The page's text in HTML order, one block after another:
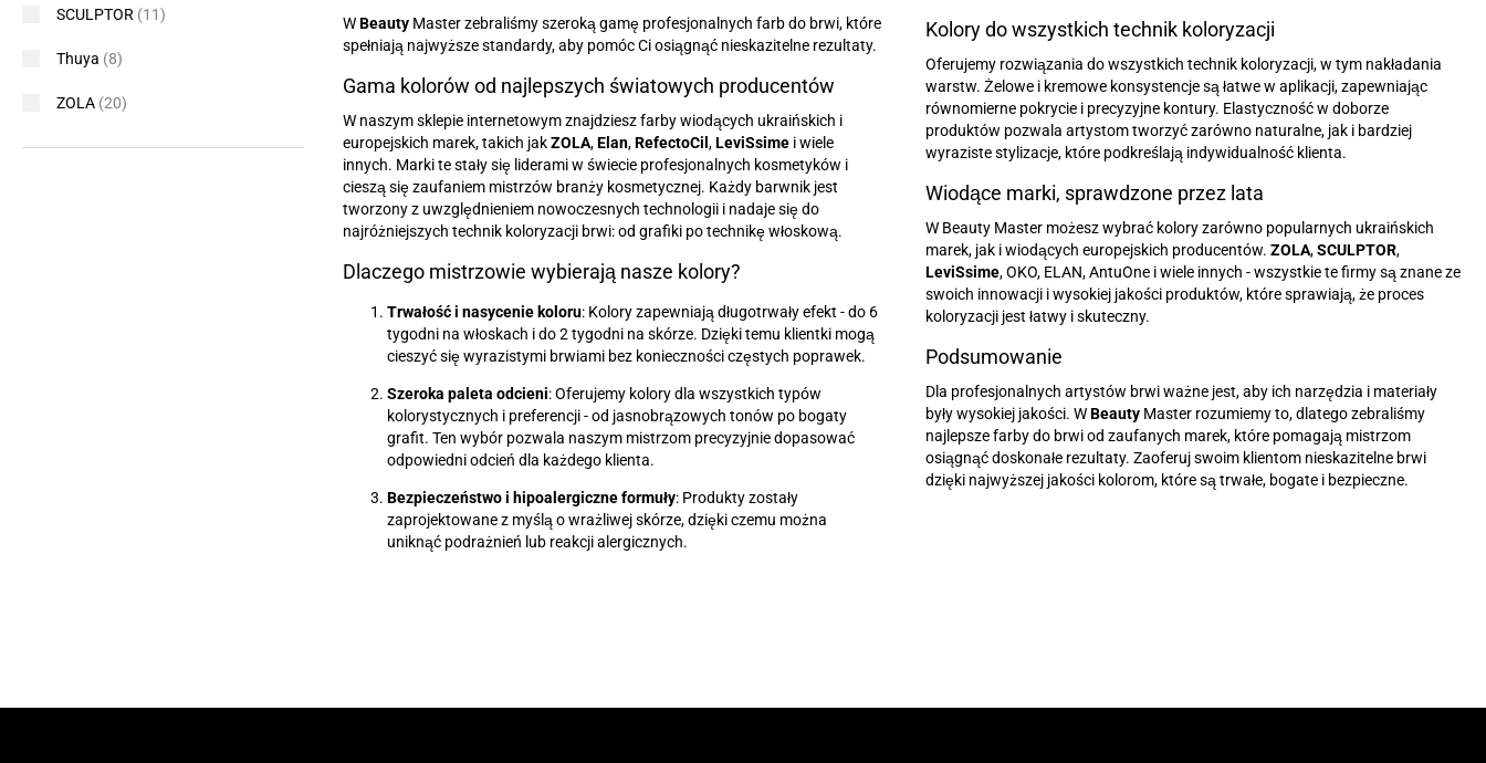
WBeauty Master zebraliśmy szeroką gamę profesjonalnych farb do brwi, które
spełniają najwyższe standardy, aby pomóc Ci osiągnąć nieskazitelne rezultaty.
Gama kolorów od najlepszych światowych producentów
W naszym sklepie internetowym znajdziesz farby wiodących ukraińskich i
europejskich marek, takich jakZOLA,Elan,RefectoCil ,LeviSsime i wiele
innych. Marki te stały się liderami w świecie profesjonalnych kosmetyków i
cieszą się zaufaniem mistrzów branży kosmetycznej. Każdy barwnik jest
tworzony z uwzględnieniem nowoczesnych technologii i nadaje się do
najróżniejszych technik koloryzacji brwi: od grafiki po technikę włoskową.
Dlaczego mistrzowie wybierają nasze kolory?
Trwałość i nasycenie koloru: Kolory zapewniają długotrwały efekt - do 6
tygodni na włoskach i do 2 tygodni na skórze. Dzięki temu klientki mogą
cieszyć się wyrazistymi brwiami bez konieczności częstych poprawek.
Szeroka paleta odcieni: Oferujemy kolory dla wszystkich typów
kolorystycznych i preferencji - od jasnobrązowych tonów po bogaty
grafit. Ten wybór pozwala naszym mistrzom precyzyjnie dopasować
odpowiedni odcień dla każdego klienta.
Bezpieczeństwo i hipoalergiczne formuły: Produkty zostały
zaprojektowane z myślą o wrażliwej skórze, dzięki czemu można
uniknąć podrażnień lub reakcji alergicznych.
Kolory do wszystkich technik koloryzacji
Oferujemy rozwiązania do wszystkich technik koloryzacji, w tym nakładania
warstw. Żelowe i kremowe konsystencje są łatwe w aplikacji, zapewniając
równomierne pokrycie i precyzyjne kontury. Elastyczność w doborze
produktów pozwala artystom tworzyć zarówno naturalne, jak i bardziej
wyraziste stylizacje, które podkreślają indywidualność klienta.
Wiodące marki, sprawdzone przez lata
W Beauty Master możesz wybrać kolory zarówno popularnych ukraińskich
marek, jak i wiodących europejskich producentów. ZOLA,SCULPTOR,
LeviSsime, OKO, ELAN, AntuOne i wiele innych - wszystkie te firmy są znane ze
swoich innowacji i wysokiej jakości produktów, które sprawiają, że proces
koloryzacji jest łatwy i skuteczny.
Podsumowanie
Dla profesjonalnych artystów brwi ważne jest, aby ich narzędzia i materiały
były wysokiej jakości. WBeauty Master rozumiemy to, dlatego zebraliśmy
najlepsze farby do brwi od zaufanych marek, które pomagają mistrzom
osiągnąć doskonałe rezultaty. Zaoferuj swoim klientom nieskazitelne brwi
dzięki najwyższej jakości kolorom, które są trwałe, bogate i bezpieczne.
SCULPTOR (11)
Thuya (8)
ZOLA (20)